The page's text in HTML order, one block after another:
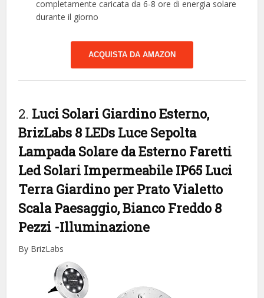
completamente caricata da 6-8 ore di energia solare
durante il giorno
ACQUISTA DA AMAZON
2. Luci Solari Giardino Esterno,
BrizLabs 8 LEDs Luce Sepolta
Lampada Solare da Esterno Faretti
Led Solari Impermeabile IP65 Luci
Terra Giardino per Prato Vialetto
Scala Paesaggio, Bianco Freddo 8
Pezzi -Illuminazione
By BrizLabs